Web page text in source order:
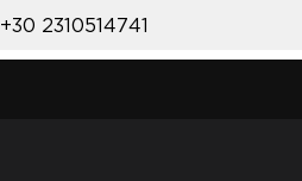
+30 2310514741